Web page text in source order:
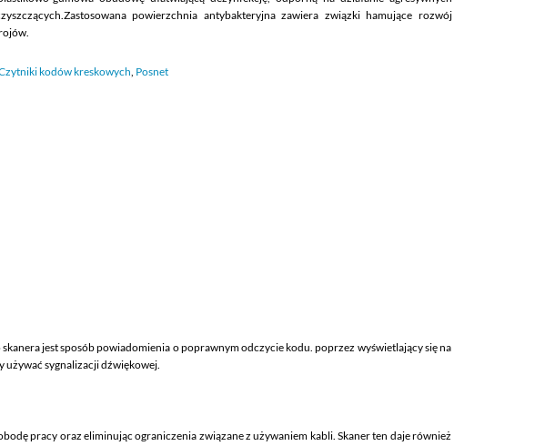
powierzchnia antybakteryjna zawiera związki hamujące rozwój
kodów kreskowych Posnet
jest sposób powiadomienia o poprawnym odczycie kodu. poprzez wyświetlający się na
używać sygnalizacji dźwiękowej.
pracy oraz eliminując ograniczenia związane z używaniem kabli. Skaner ten daje również